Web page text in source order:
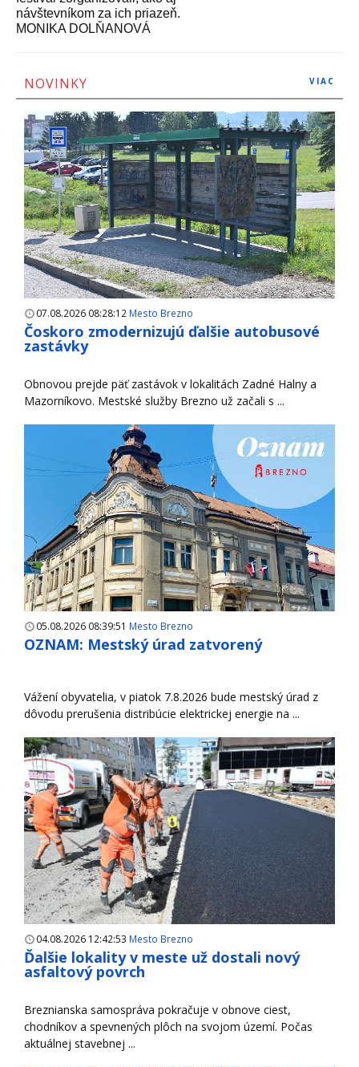
návštevníkom za ich priazeň.
MONIKA DOLŇANOVÁ
NOVINKY VIAC
07.08.2026 08:28:12 Mesto Brezno
Čoskoro zmodernizujú ďalšie autobusové
zastávky
Obnovou prejde päť zastávok v lokalitách Zadné Halny a
Mazorníkovo. Mestské služby Brezno už začali s ...
05.08.2026 08:39:51 Mesto Brezno
OZNAM: Mestský úrad zatvorený
Vážení obyvatelia, v piatok 7.8.2026 bude mestský úrad z
dôvodu prerušenia distribúcie elektrickej energie na ...
04.08.2026 12:42:53 Mesto Brezno
Ďalšie lokality v meste už dostali nový
asfaltový povrch
Breznianska samospráva pokračuje v obnove ciest,
chodníkov a spevnených plôch na svojom území. Počas
aktuálnej stavebnej ...